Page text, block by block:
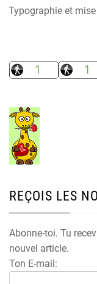
Typographie et
REÇOIS LES
Abonne-toi. Tu
nouvel article.
Ton E-mail: